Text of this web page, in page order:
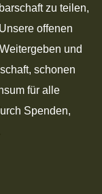
zu teilen,
offenen
und
schonen
für alle
Spenden,